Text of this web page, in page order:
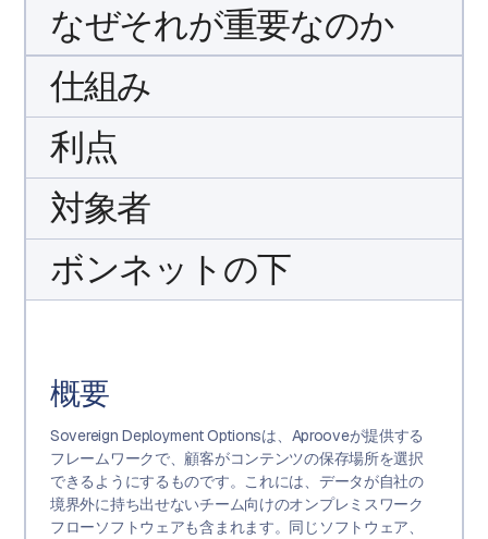
なぜそれが重要なのか
仕組み
利点
対象者
ボンネットの下
概要
Sovereign Deployment Optionsは、Aprooveが提供する
フレームワークで、顧客がコンテンツの保存場所を選択
できるようにするものです。これには、データが自社の
境界外に持ち出せないチーム向けのオンプレミスワーク
フローソフトウェアも含まれます。同じソフトウェア、